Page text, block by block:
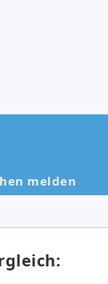
melden